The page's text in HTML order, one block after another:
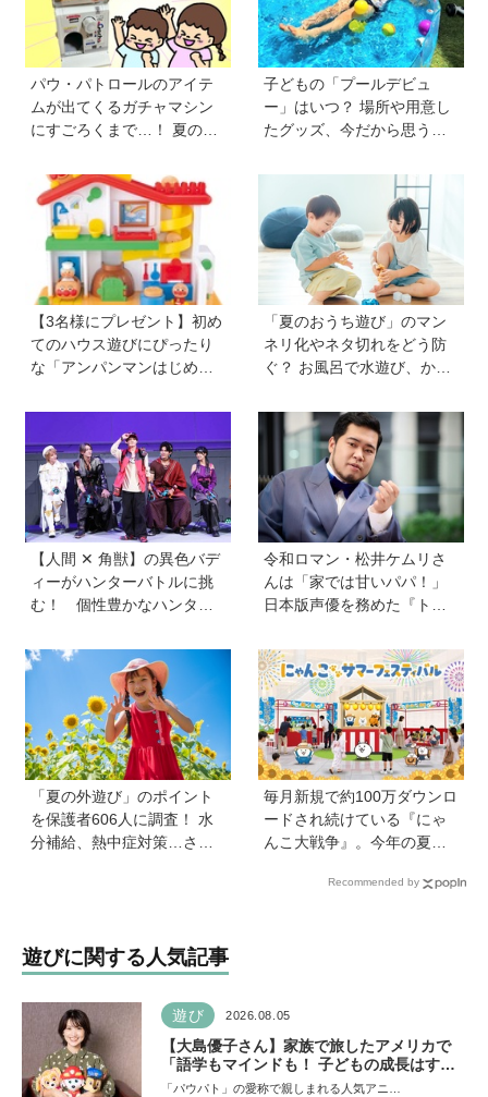
できると子どもに知ってほ
しい
パウ・パトロールのアイテ
ムが出てくるガチャマシン
にすごろくまで…！ 夏のお
イテムがいっぱい【雑誌
『幼稚園』8・9月号付録】
子どもの「プールデビュ
ー」はいつ？ 場所や用意し
たグッズ、今だから思う
ピソードを紹介《HugKum
総研》
【3名様にプレゼント】初め
てのハウス遊びにぴったり
な「アンパンマンはじめて
と指先あそびが盛りだくさ
「夏のおうち遊び」のマン
ネリ化やネタ切れをどう防
ぐ？ お風呂で水遊び、かき
に聞いたアイデアを紹介！
【HugKum総研】
【人間 ✕ 角獣】の異色バデ
ィーがハンターバトルに挑
む！ 個性豊かなハンター
R.E.D.」第２弾『角醒(かく
せい)ハンターオメガホー
ン』が放送開始！
令和ロマン・松井ケムリさ
んは「家では甘いパパ！」
日本版声優を務めた『ト
ジタル機器と子どもの関わ
り方に悩むパパママに観て
ほしい。子どもが観ればお
もちゃへの気持ちが変わる
かも！？」
「夏の外遊び」のポイント
を保護者606人に調査！ 水
分補給、熱中症対策…さら
毎月新規で約100万ダウンロ
ードされ続けている『にゃ
んこ大戦争』。今年の夏は
人までファンがいるのはな
Recommended by
遊びに関する人気記事
遊び 2026.08.05
【大島優子さん】家族で旅したアメリカで
「語学もマインドも！ 子どもの成長はすご
かった」声優をつとめた映画『パウ・パトロ
「パウパト」の愛称で親しまれる人気アニ…